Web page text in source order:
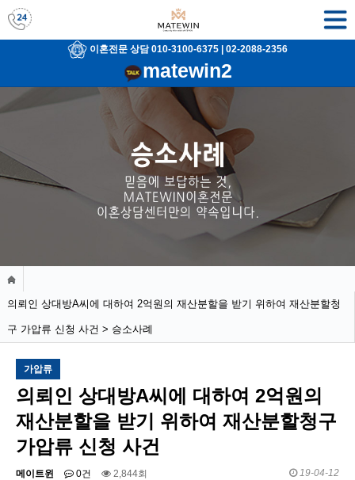
이혼전문 상담 010-3100-6375 | 02-2088-2356
matewin2
의뢰인 상대방A씨에 대하여 2억원의 재산분할을 받기 위하여 재산분할청
구 가압류 신청 사건 > 승소사례
가압류
의뢰인 상대방A씨에 대하여 2억원의
재산분할을 받기 위하여 재산분할청구
가압류 신청 사건
메이트윈 0건 2,844회 19-04-12